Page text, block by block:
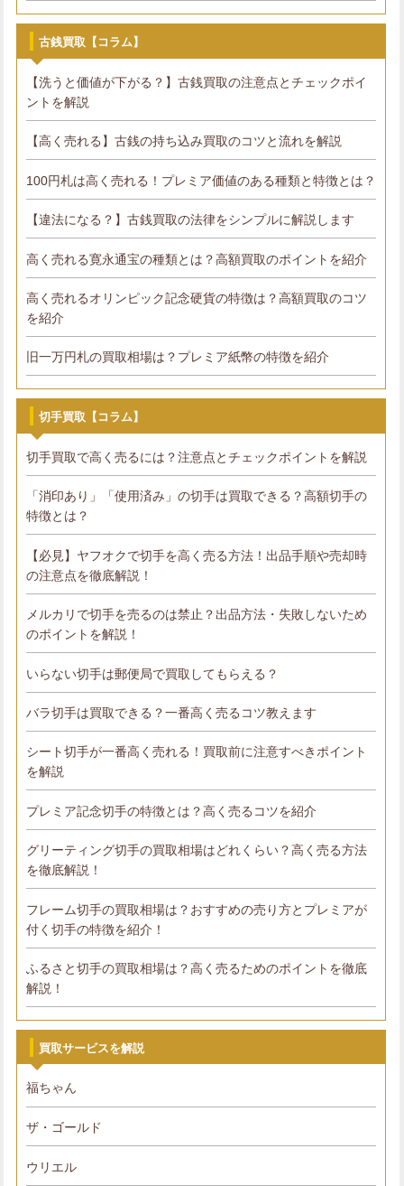
古銭買取【コラム】
【洗うと価値が下がる？】古銭買取の注意点とチェックポイ
ントを解説
【高く売れる】古銭の持ち込み買取のコツと流れを解説
100円札は高く売れる！プレミア価値のある種類と特徴とは？
【違法になる？】古銭買取の法律をシンプルに解説します
高く売れる寛永通宝の種類とは？高額買取のポイントを紹介
高く売れるオリンピック記念硬貨の特徴は？高額買取のコツ
を紹介
旧一万円札の買取相場は？プレミア紙幣の特徴を紹介
切手買取【コラム】
切手買取で高く売るには？注意点とチェックポイントを解説
「消印あり」「使用済み」の切手は買取できる？高額切手の
特徴とは？
【必見】ヤフオクで切手を高く売る方法！出品手順や売却時
の注意点を徹底解説！
メルカリで切手を売るのは禁止？出品方法・失敗しないため
のポイントを解説！
いらない切手は郵便局で買取してもらえる？
バラ切手は買取できる？一番高く売るコツ教えます
シート切手が一番高く売れる！買取前に注意すべきポイント
を解説
プレミア記念切手の特徴とは？高く売るコツを紹介
グリーティング切手の買取相場はどれくらい？高く売る方法
を徹底解説！
フレーム切手の買取相場は？おすすめの売り方とプレミアが
付く切手の特徴を紹介！
ふるさと切手の買取相場は？高く売るためのポイントを徹底
解説！
買取サービスを解説
福ちゃん
ザ・ゴールド
ウリエル